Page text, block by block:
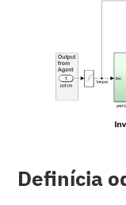
Definícia